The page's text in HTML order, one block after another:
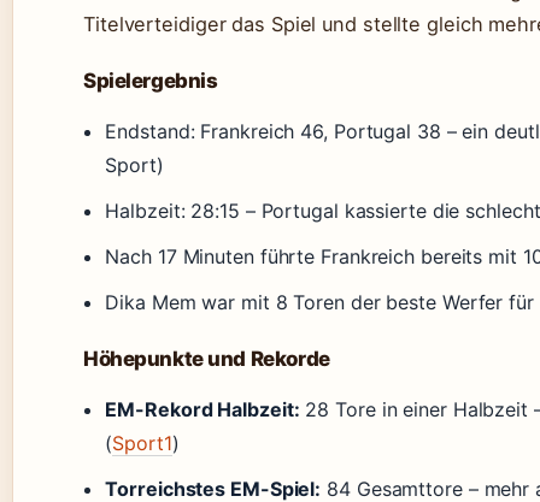
Titelverteidiger das Spiel und stellte gleich
Spielergebnis
Endstand: Frankreich 46, Portugal 38 – ein
Sport)
Halbzeit: 28:15 – Portugal kassierte die
Nach 17 Minuten führte Frankreich bereits mit
Dika Mem war mit 8 Toren der beste Werfer
Höhepunkte und Rekorde
EM-Rekord Halbzeit: 28 Tore in einer Halbzeit
(Sport1)
Torreichstes EM-Spiel: 84 Gesamttore – mehr